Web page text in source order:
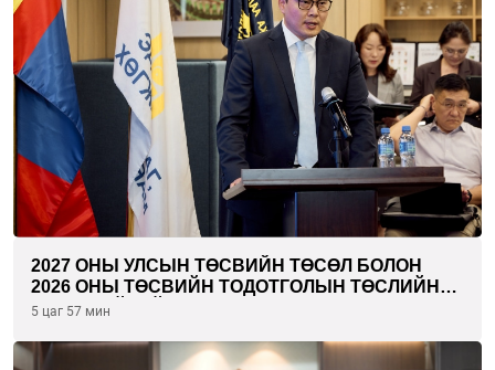
2027 ОНЫ УЛСЫН ТӨСВИЙН ТӨСӨЛ БОЛОН
2026 ОНЫ ТӨСВИЙН ТОДОТГОЛЫН ТӨСЛИЙН
ОЛОН НИЙТИЙН ХЭЛЭЛЦҮҮЛЭГ БОЛЛОО
5 цаг 57 мин